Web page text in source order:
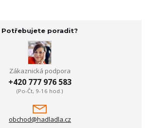
Potřebujete poradit?
Zákaznická podpora
+420 777 976 583
(Po-Čt, 9-16 hod.)
obchod@hadladla.cz